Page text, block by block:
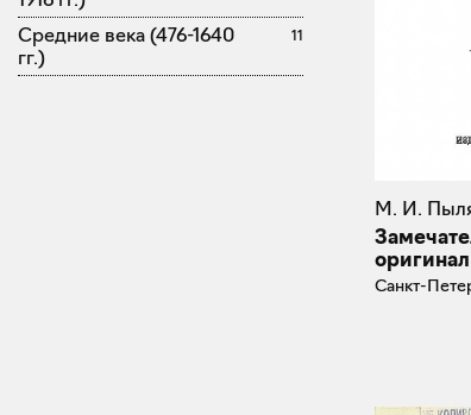
Средние века (476-1640
гг.)
11
М. И.
Санкт-